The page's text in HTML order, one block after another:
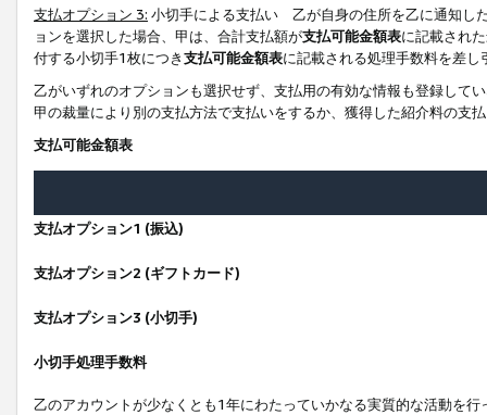
支払オプション 3: 小切手による支払い 乙が自身の住所を乙に通知し
ョンを選択した場合、甲は、合計支払額が支払可能金額表に記載され
付する小切手1枚につき支払可能金額表に記載される処理手数料を差し
乙がいずれのオプションも選択せず、支払用の有効な情報も登録して
甲の裁量により別の支払方法で支払いをするか、獲得した紹介料の支
支払可能金額表
支払オプション1 (振込)
支払オプション2 (ギフトカード)
支払オプション3 (小切手)
小切手処理手数料
乙のアカウントが少なくとも1年にわたっていかなる実質的な活動を